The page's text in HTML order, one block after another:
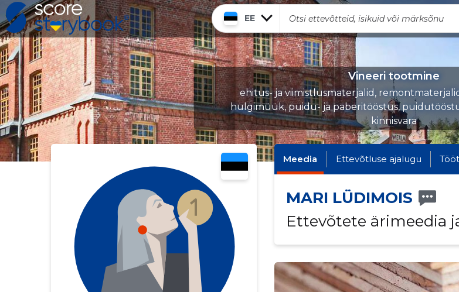
EE
Vineeri tootmine
ehitus- ja viimistlusmaterjalid,
hulgimüük, puidu- ja paberitööstus,
kinnisvara
Meedia Ettevõtluse ajalugu
MARI LÜDIMOIS
Ettevõtete ärimeedia